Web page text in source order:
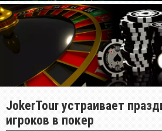
JokerTour устраивает
игроков в покер